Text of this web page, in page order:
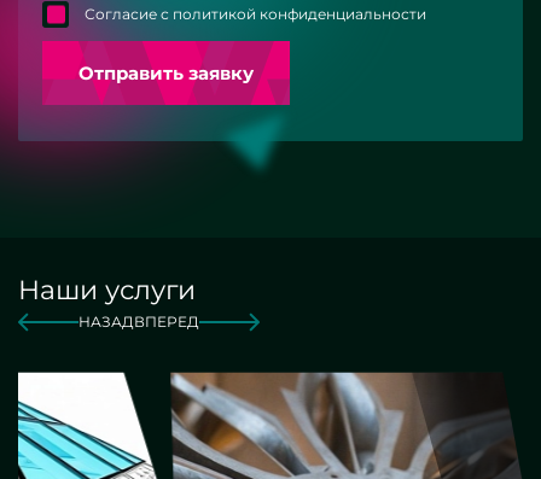
Согласие с политикой конфиденциальности
Отправить заявку
Наши услуги
НАЗАДВПЕРЕД